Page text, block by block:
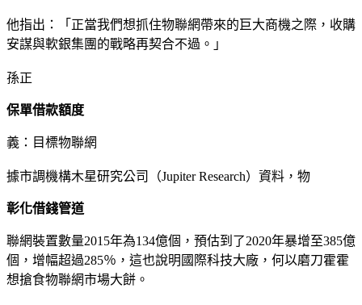
他指出：「正當我們想抓住物聯網帶來的巨大商機之際，收購
安謀與軟銀集團的戰略再契合不過。」
孫正
保單借款額度
義：目標物聯網
據市調機構木星研究公司（Jupiter Research）資料，物
彰化借錢管道
聯網裝置數量2015年為134億個，預估到了2020年暴增至385億
個，增幅超過285％，這也說明國際科技大廠，何以磨刀霍霍
想搶食物聯網市場大餅。